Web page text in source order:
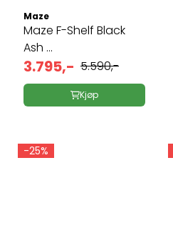
Maze
Maze F-Shelf Black
Ash ...
3.795,- 5.590,-
Kjøp
-25%